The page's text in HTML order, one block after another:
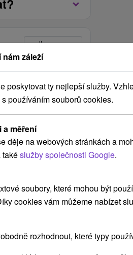
Cigar Bar, místo
do 10:00 hod.,
nebo formou
hosty zdarma.
v pokojích
hod.
Jan Feb Mar
2,091.00 KčVybrat termín
2,091.00 KčVybrat termín
záleží
poskytovat ty nejlepší služby.
používáním souborů cookies.
a měření
děje na webových stránkách a
takéslužby společnosti Google.
soubory, které mohou být
cookies vám můžeme nabízet
rozhodnout, které typy